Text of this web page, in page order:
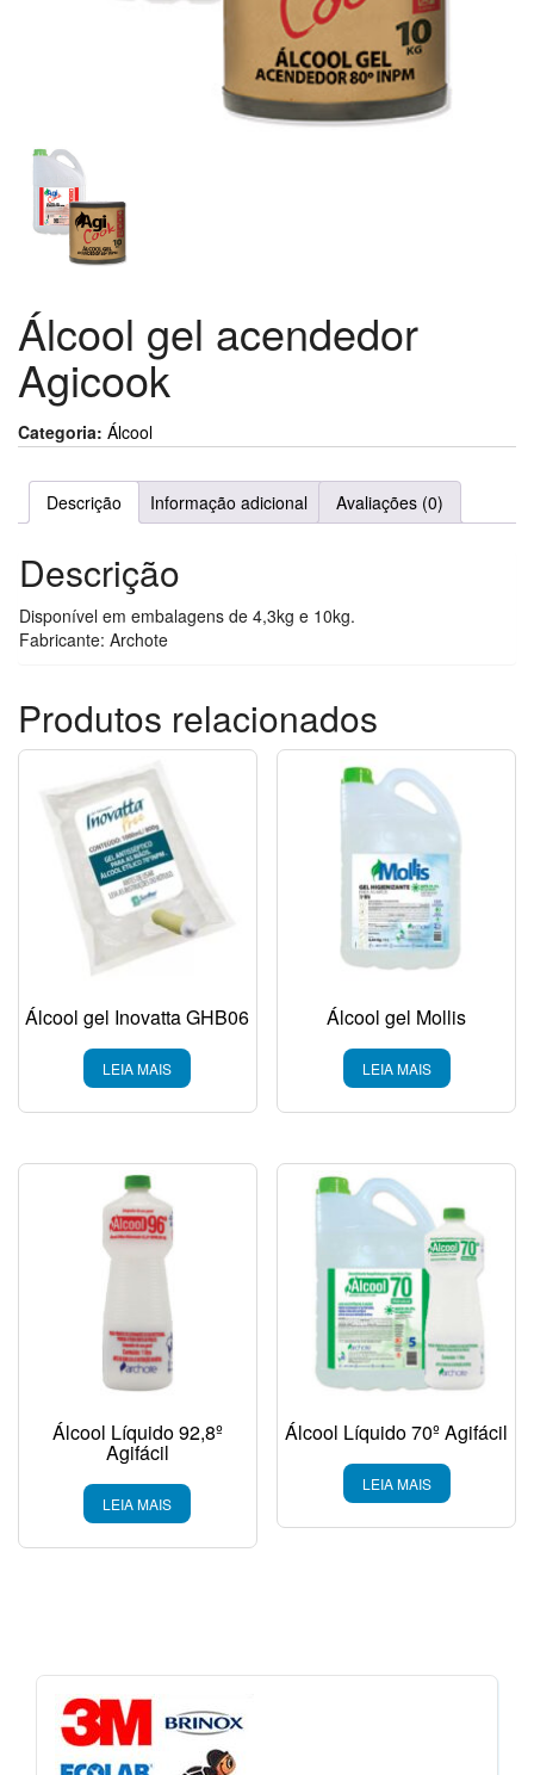
Álcool gel acendedor
Agicook
Categoria: Álcool
Descrição Informação adicional Avaliações (0)
Descrição
Disponível em embalagens de 4,3kg e 10kg.
Fabricante: Archote
Produtos relacionados
Álcool gel Inovatta GHB06
LEIA MAIS
Álcool gel Mollis
LEIA MAIS
Álcool Líquido 92,8º
Agifácil
LEIA MAIS
Álcool Líquido 70º Agifácil
LEIA MAIS